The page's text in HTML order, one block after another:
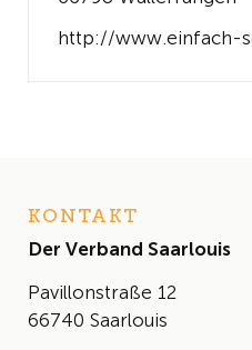
http://www.einfach-
KONTAKT
Der Verband Saarlouis
Pavillonstraße 12
66740 Saarlouis